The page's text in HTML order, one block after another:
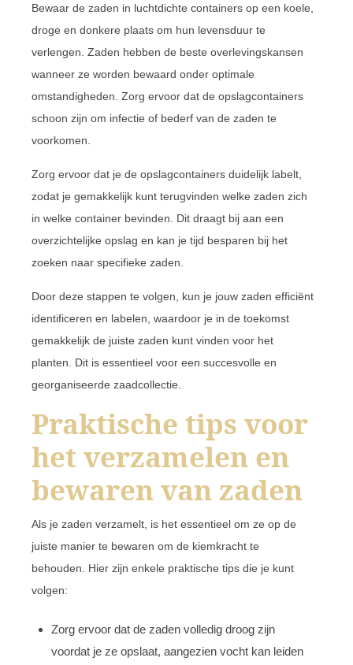
Bewaar de zaden in luchtdichte containers op een koele,
droge en donkere plaats om hun levensduur te
verlengen. Zaden hebben de beste overlevingskansen
wanneer ze worden bewaard onder optimale
omstandigheden. Zorg ervoor dat de opslagcontainers
schoon zijn om infectie of bederf van de zaden te
voorkomen.
Zorg ervoor dat je de opslagcontainers duidelijk labelt,
zodat je gemakkelijk kunt terugvinden welke zaden zich
in welke container bevinden. Dit draagt bij aan een
overzichtelijke opslag en kan je tijd besparen bij het
zoeken naar specifieke zaden.
Door deze stappen te volgen, kun je jouw zaden efficiënt
identificeren en labelen, waardoor je in de toekomst
gemakkelijk de juiste zaden kunt vinden voor het
planten. Dit is essentieel voor een succesvolle en
georganiseerde zaadcollectie.
Praktische tips voor
het verzamelen en
bewaren van zaden
Als je zaden verzamelt, is het essentieel om ze op de
juiste manier te bewaren om de kiemkracht te
behouden. Hier zijn enkele praktische tips die je kunt
volgen:
Zorg ervoor dat de zaden volledig droog zijn
voordat je ze opslaat, aangezien vocht kan leiden